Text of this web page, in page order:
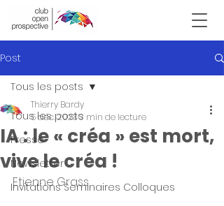
Victor Hugo
Post
Tous les posts
Presse
Newsletter
Invitations Seminaires Colloques
Tous les posts
IA : le « créa » est mort,
vive le créa !
Thierry Bardy
5 déc. 20233 min de lecture
Etienne Grass